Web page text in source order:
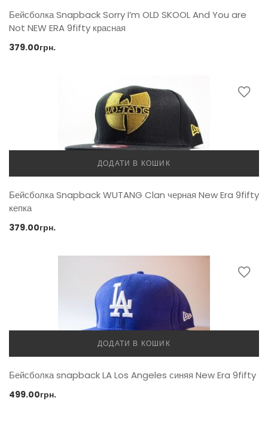
Бейсболка Snapback Sorry I’m OLD SKOOL And You are
Not NEW ERA 9fifty красная
379.00грн.
ДОДАТИ В КОШИК
Бейсболка Snapback WUTANG Clan черная New Era 9fifty
кепка
379.00грн.
ДОДАТИ В КОШИК
Бейсболка snapback LA Los Angeles синяя New Era 9fifty
499.00грн.